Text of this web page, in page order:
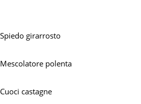
Spiedo girarrosto
Mescolatore polenta
Cuoci castagne